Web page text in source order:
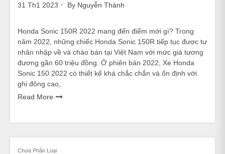
31 Th1 2023 By Nguyễn Thành
Honda Sonic 150R 2022 mang đến điểm mới gì? Trong
năm 2022, những chiếc Honda Sonic 150R tiếp tục được tư
nhân nhập về và chào bán tại Việt Nam với mức giá tương
đương gần 60 triệu đồng. Ở phiên bản 2022, Xe Honda
Sonic 150 2022 có thiết kế khá chắc chắn và ổn định với
ghi đông cao,
Read More
Chưa Phân Loại